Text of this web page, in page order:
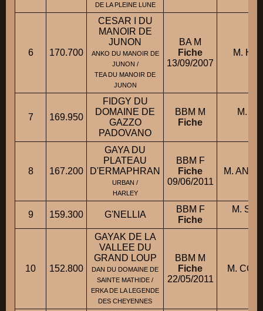
DE LA PLEINE LUNE
6 170.700
CESAR I DU
MANOIR DE
JUNON
ANKO DU MANOIR DE
JUNON /
TEA DU MANOIR DE
JUNON
BA M
Fiche
13/09/2007
M.
7 169.950
FIDGY DU
DOMAINE DE
GAZZO
PADOVANO
BBM M
Fiche
M.
8 167.200
GAYA DU
PLATEAU
D'ERMAPHRAN
URBAN /
HARLEY
BBM F
Fiche
09/06/2011
M.
9 159.300 G'NELLIA
BBM F
Fiche
M.
10 152.800
GAYAK DE LA
VALLEE DU
GRAND LOUP
DAN DU DOMAINE DE
SAINTE MATHIDE /
ERKA DE LA LEGENDE
DES CHEYENNES
BBM M
Fiche
22/05/2011
M.